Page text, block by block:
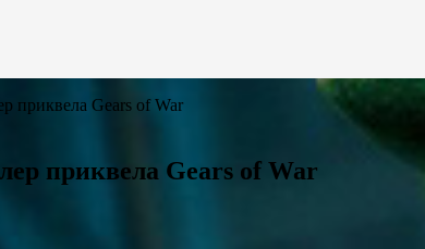
приквела Gears of War
приквела Gears of War